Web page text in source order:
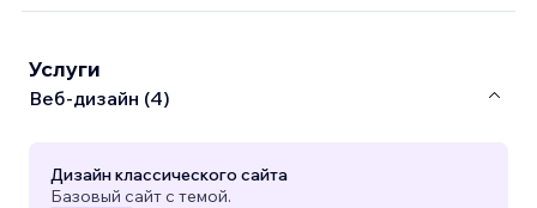
Услуги
Веб-дизайн (4)
Дизайн классического сайта
Базовый сайт с темой.